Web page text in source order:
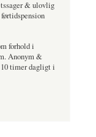
& ulovlig
forhold i
Anonym &
timer dagligt i